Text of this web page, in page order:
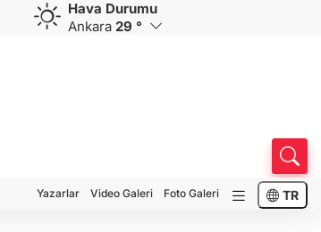
CHF
58,8366
Hava Durumu
Ankara 29 °
Yazarlar Video Galeri Foto Galeri TR